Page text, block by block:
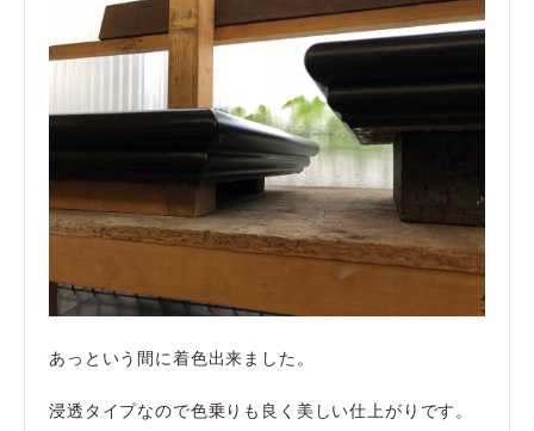
あっという間に着色出来ました。
浸透タイプなので色乗りも良く美しい仕上がりです。